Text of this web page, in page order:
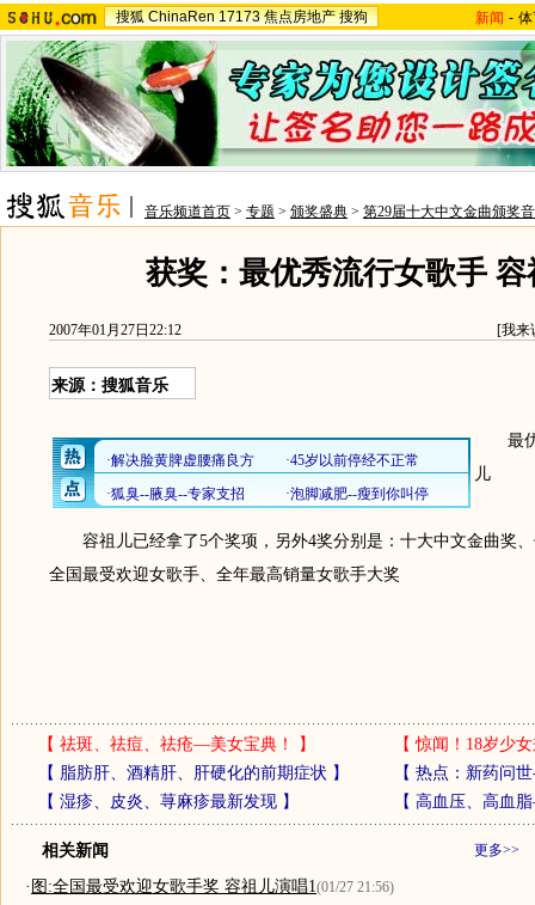
搜狐 ChinaRen 17173 焦点房地产 搜狗 新闻 -
音乐频道首页 > 专题 > 颁奖盛典 > 第29届十大中文金曲颁奖
获奖：最优秀流行女歌手 容
2007年01月27日22:12 [我来
来源：搜狐音乐
最优
儿
容祖儿已经拿了5个奖项，另外4奖分别是：十大中文金曲奖、
全国最受欢迎女歌手、全年最高销量女歌手大奖
【 祛斑、祛痘、祛疮—美女宝典！ 】 【惊闻！18岁少
【 脂肪肝、酒精肝、肝硬化的前期症状 】 【 热点：新药问
【 湿疹、皮炎、荨麻疹最新发现】 【 高血压、高血
更多>>
相关新闻
·图:全国最受欢迎女歌手奖 容祖儿演唱1(01/27 21:56)